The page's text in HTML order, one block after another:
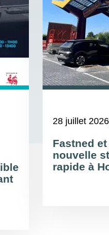
28 juillet 2026
Fastned
nouvelle
rapide à